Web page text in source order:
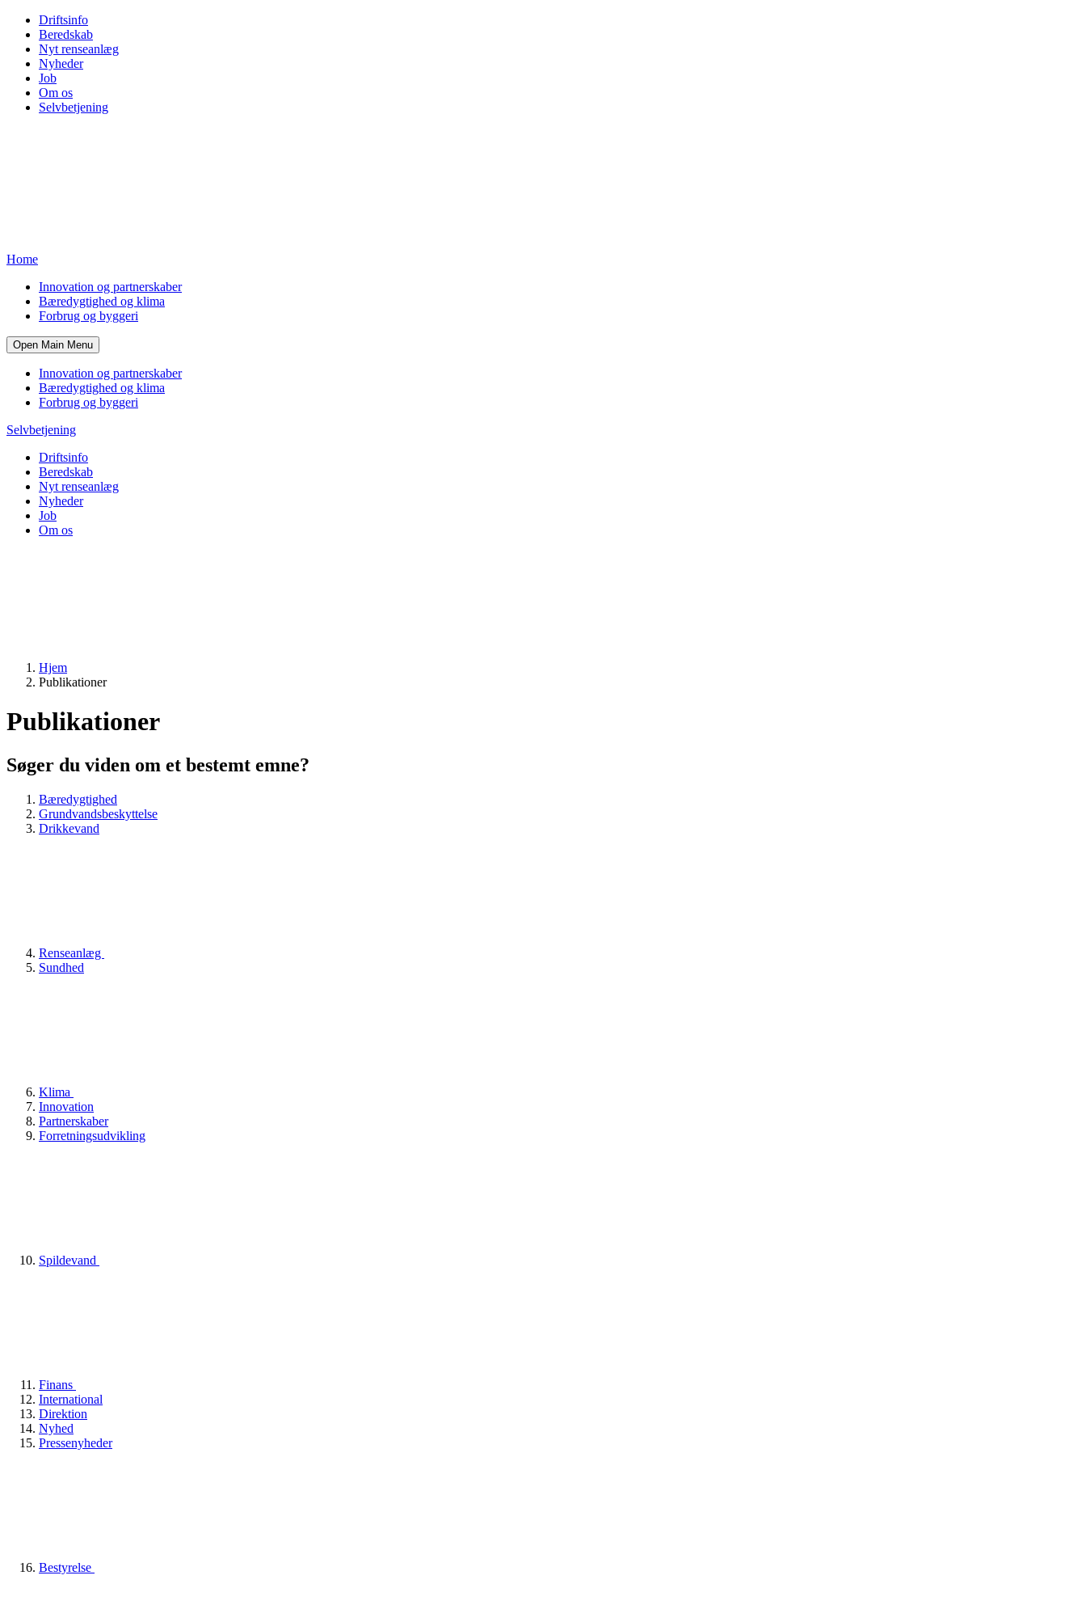
Driftsinfo
Beredskab
Nyt renseanlæg
Nyheder
Job
Om os
Selvbetjening
Home
Innovation og partnerskaber
Bæredygtighed og klima
Forbrug og byggeri
Open Main Menu
Innovation og partnerskaber
Bæredygtighed og klima
Forbrug og byggeri
Selvbetjening
Driftsinfo
Beredskab
Nyt renseanlæg
Nyheder
Job
Om os
Hjem
Publikationer
Publikationer
Søger du viden om et bestemt emne?
Bæredygtighed
Grundvandsbeskyttelse
Drikkevand
Renseanlæg
Sundhed
Klima
Innovation
Partnerskaber
Forretningsudvikling
Spildevand
Finans
International
Direktion
Nyhed
Pressenyheder
Bestyrelse